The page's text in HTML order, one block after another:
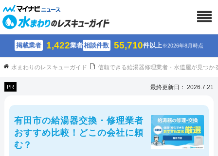
掲載業者 1,422業者相談件数 55,710件以上※2026年8月時点
水まわりのレスキューガイド 信頼できる給湯器修理業者・水道屋が見つか
PR 最終更新日： 2026.7.21
有田市の給湯器交換・修理業者
おすすめ比較！どこの会社に頼
む？